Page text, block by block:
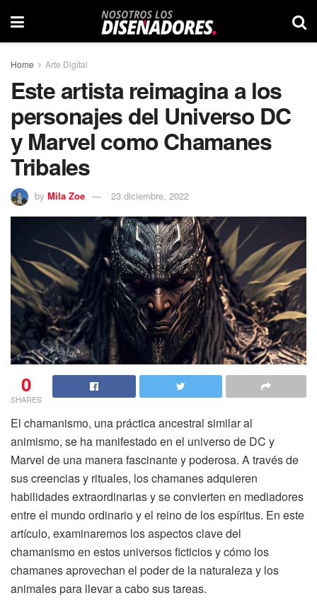
Home Arte Digital
Este artista reimagina a los
personajes del Universo DC
y Marvel como Chamanes
Tribales
by Mila Zoe 23 diciembre, 2022
0
SHARES
El chamanismo, una práctica ancestral similar al
animismo, se ha manifestado en el universo de DC y
Marvel de una manera fascinante y poderosa. A través de
sus creencias y rituales, los chamanes adquieren
habilidades extraordinarias y se convierten en mediadores
entre el mundo ordinario y el reino de los espíritus. En este
artículo, examinaremos los aspectos clave del
chamanismo en estos universos ficticios y cómo los
chamanes aprovechan el poder de la naturaleza y los
animales para llevar a cabo sus tareas.